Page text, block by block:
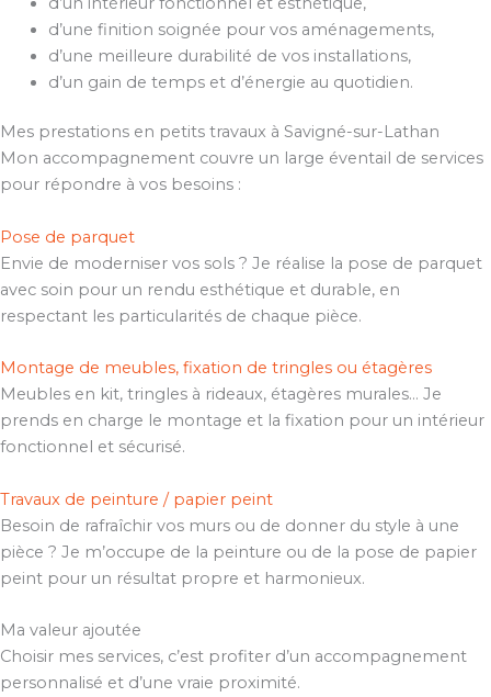
d’une finition soignée pour vos aménagements,
d’une meilleure durabilité de vos installations,
d’un gain de temps et d’énergie au quotidien.
Mes prestations en petits travaux à Savigné-sur-Lathan
Mon accompagnement couvre un large éventail de services
pour répondre à vos besoins :
Pose de parquet
Envie de moderniser vos sols ? Je réalise la pose de parquet
avec soin pour un rendu esthétique et durable, en
respectant les particularités de chaque pièce.
Montage de meubles, fixation de tringles ou étagères
Meubles en kit, tringles à rideaux, étagères murales… Je
prends en charge le montage et la fixation pour un intérieur
fonctionnel et sécurisé.
Travaux de peinture / papier peint
Besoin de rafraîchir vos murs ou de donner du style à une
pièce ? Je m’occupe de la peinture ou de la pose de papier
peint pour un résultat propre et harmonieux.
Ma valeur ajoutée
Choisir mes services, c’est profiter d’un accompagnement
personnalisé et d’une vraie proximité.